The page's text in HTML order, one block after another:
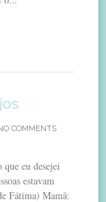
COMMENTS
eu desejei
estavam
Fátima) Mamã: